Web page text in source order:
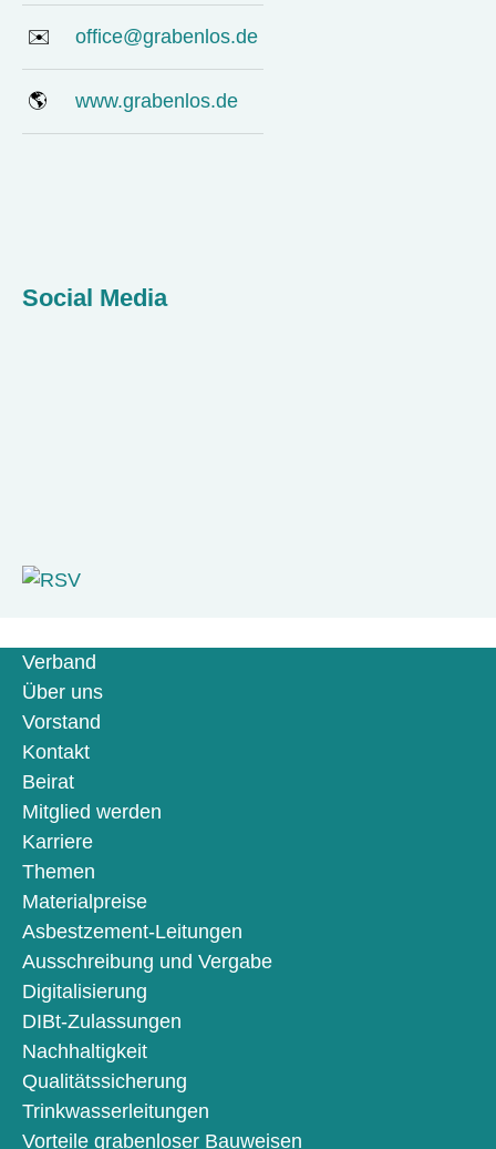
✉️ office@grabenlos.de
🌎 www.grabenlos.de
Social Media
Verband
Über uns
Vorstand
Kontakt
Beirat
Mitglied werden
Karriere
Themen
Materialpreise
Asbestzement-Leitungen
Ausschreibung und Vergabe
Digitalisierung
DIBt-Zulassungen
Nachhaltigkeit
Qualitätssicherung
Trinkwasserleitungen
Vorteile grabenloser Bauweisen